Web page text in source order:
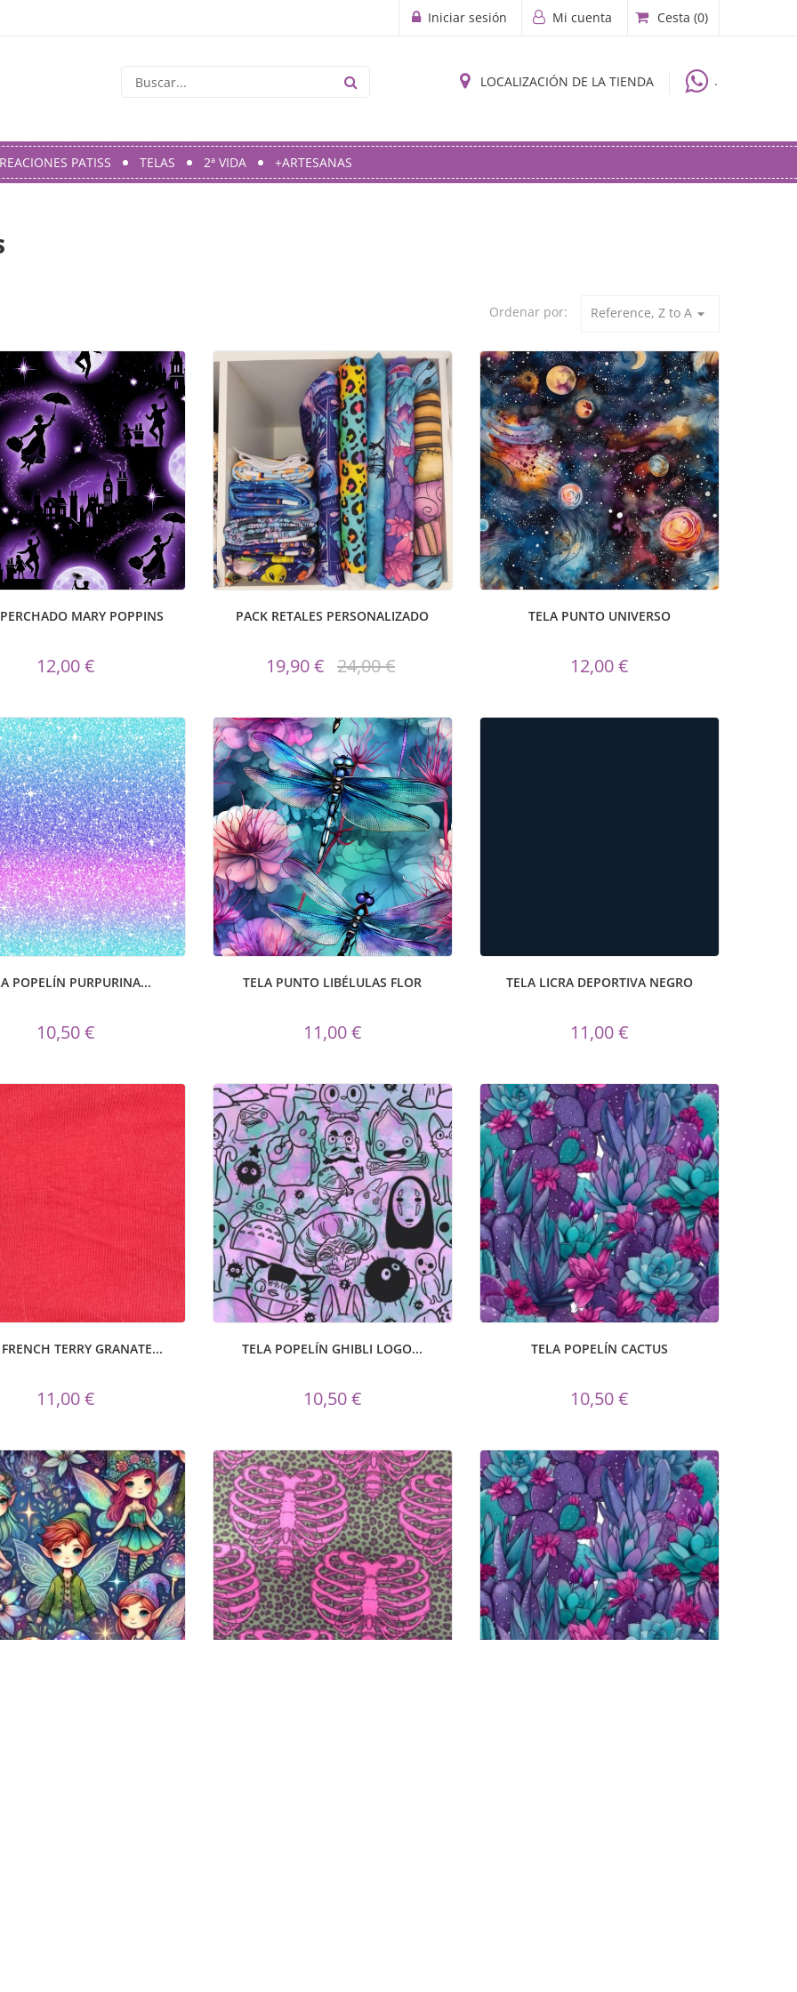
Mi cuenta
Iniciar sesión Cesta (0)
LOCALIZACIÓN DE LA TIENDA .
PATISS TELAS 2ª VIDA +ARTESANAS
Ordenar por: Reference, Z to A arrow_drop_down
MARY POPPINS
12,00 €
PACK RETALES PERSONALIZADO
19,90 € 24,00 €
TELA PUNTO UNIVERSO
12,00 €
POPELÍN PURPURINA...
10,50 €
TELA PUNTO LIBÉLULAS FLOR
11,00 €
TELA LICRA DEPORTIVA NEGRO
11,00 €
TERRY GRANATE...
11,00 €
TELA POPELÍN GHIBLI LOGO...
10,50 €
TELA POPELÍN CACTUS
10,50 €